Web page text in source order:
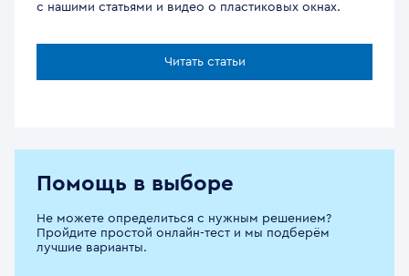
с нашими статьями и видео о пластиковых окнах.
Читать статьи
Помощь в выборе
Не можете определиться с нужным решением?
Пройдите простой онлайн-тест и мы подберём
лучшие варианты.